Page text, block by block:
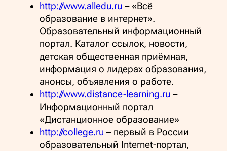
http://www.alledu.ru – «Всё
образование в интернет».
Образовательный информационный
портал. Каталог ссылок, новости,
детская общественная приёмная,
информация о лидерах образования,
анонсы, объявления о работе.
http://www.distance-learning.ru –
Информационный портал
«Дистанционное образование»
http://college.ru – первый в России
образовательный Internet-портал,